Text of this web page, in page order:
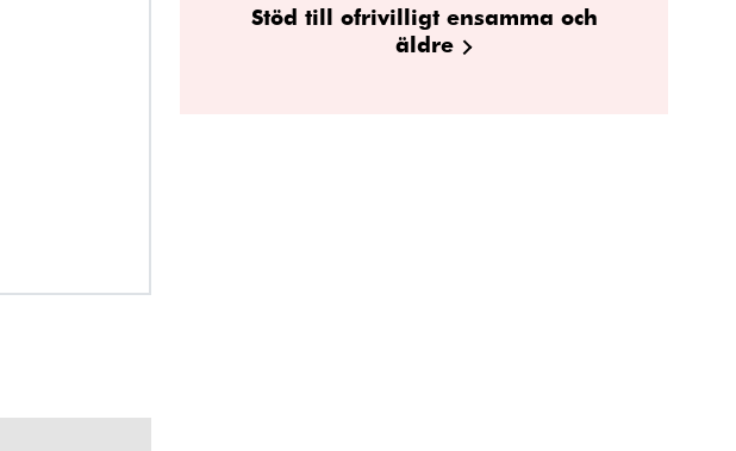
Stöd till ofrivilligt ensamma och
äldre